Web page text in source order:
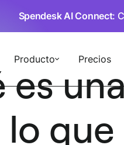
Spendesk AI Connect:
Producto Precios
es
lo